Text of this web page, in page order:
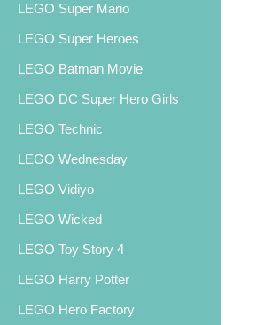
LEGO Super Mario
LEGO Super Heroes
LEGO Batman Movie
LEGO DC Super Hero Girls
LEGO Technic
LEGO Wednesday
LEGO Vidiyo
LEGO Wicked
LEGO Toy Story 4
LEGO Harry Potter
LEGO Hero Factory